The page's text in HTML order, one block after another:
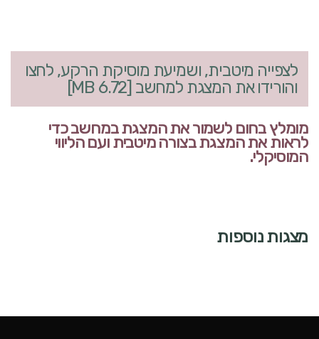
לצפייה מיטבית, ושמיעת מוסיקת הרקע, לחצו
והורידו את המצגת למחשב [6.72 MB]
מומלץ בחום לשמור את המצגת במחשב כדי
לראות את המצגת בצורה מיטבית ועם הליווי
המוסיקלי.
מצגות נוספות